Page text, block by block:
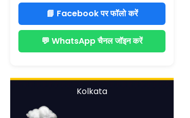
📘 Facebook पर फॉलो करें
💬 WhatsApp चैनल जॉइन करें
Kolkata